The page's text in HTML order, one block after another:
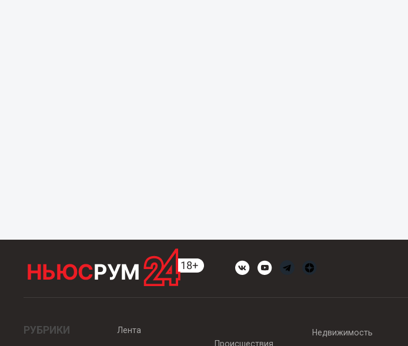
РУБРИКИ
Лента
Происшествия
Недвижимость